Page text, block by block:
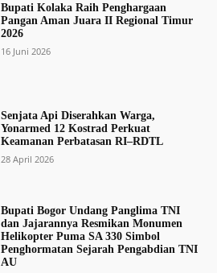
Bupati Kolaka Raih Penghargaan
Pangan Aman Juara II Regional Timur
2026
16 Juni 2026
Senjata Api Diserahkan Warga,
Yonarmed 12 Kostrad Perkuat
Keamanan Perbatasan RI–RDTL
28 April 2026
Bupati Bogor Undang Panglima TNI
dan Jajarannya Resmikan Monumen
Helikopter Puma SA 330 Simbol
Penghormatan Sejarah Pengabdian TNI
AU